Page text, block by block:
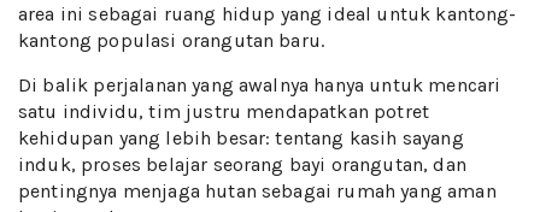
area ini sebagai ruang hidup yang ideal untuk kantong-
kantong populasi orangutan baru.
Di balik perjalanan yang awalnya hanya untuk mencari
satu individu, tim justru mendapatkan potret
kehidupan yang lebih besar: tentang kasih sayang
induk, proses belajar seorang bayi orangutan, dan
pentingnya menjaga hutan sebagai rumah yang aman